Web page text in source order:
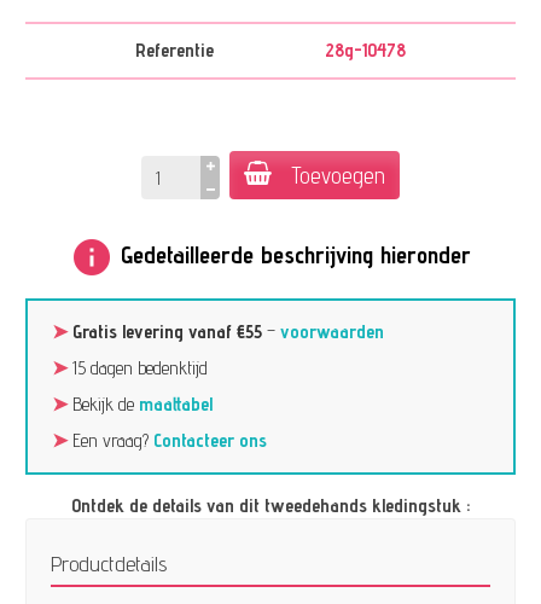
Referentie 28g-10478
Toevoegen
info Gedetailleerde beschrijving hieronder
➤ Gratis levering vanaf €55 –voorwaarden
➤15 dagen bedenktijd
➤Bekijk de maattabel
➤Een vraag? Contacteer ons
Ontdek de details van dit tweedehands kledingstuk :
Productdetails